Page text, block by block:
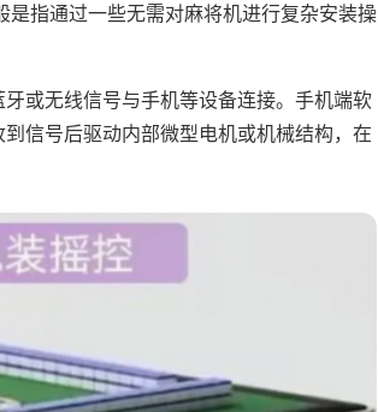
指通过一些无需对麻将机进行复杂安装操
或无线信号与手机等设备连接。手机端软
信号后驱动内部微型电机或机械结构，在